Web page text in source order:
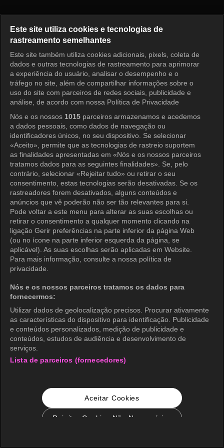
Entrar
Este site utiliza cookies e tecnologias de
rastreamento semelhantes
Este site também utiliza cookies adicionais, pixels, coleta de
dados e outras tecnologias de rastreamento para aprimorar
a experiência do usuário, analisar o desempenho e o
tráfego no site, além de compartilhar informações sobre o
uso do site com parceiros de redes sociais, publicidade e
análise, de acordo com nossa Política de Privacidade
Nós e os nossos 1015 parceiros armazenamos e acedemos
a dados pessoais, como dados de navegação ou
identificadores únicos, no seu dispositivo. Se selecionar
«Aceito», permite que as tecnologias de rastreio suportem
as finalidades apresentadas em «Nós e os nossos parceiros
tratamos dados para as seguintes finalidades». Se, pelo
contrário, selecionar «Rejeitar tudo» ou retirar o seu
consentimento, estas tecnologias serão desativadas. Se os
rastreadores forem desativados, alguns conteúdos e
anúncios que vê poderão não ser tão relevantes para si.
Pode voltar a este menu para alterar as suas escolhas ou
retirar o consentimento a qualquer momento clicando na
ligação Gerir preferências na parte inferior da página Web
(ou no ícone na parte inferior esquerda da página, se
aplicável). As suas escolhas serão aplicadas em Website.
Para mais informação, consulte a nossa política de
privacidade.
Nós e os nossos parceiros tratamos os dados para
fornecermos:
Utilizar dados de geolocalização precisos. Procurar ativamente
as características do dispositivo para identificação. Publicidade
e conteúdos personalizados, medição de publicidade e
conteúdos, estudos de audiência e desenvolvimento de
serviços.
Lista de parceiros (fornecedores)
Aceitar Cookies
Rejeitar Cookies Não Necessários